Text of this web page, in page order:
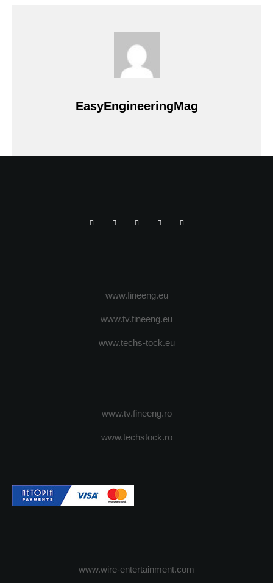
EasyEngineeringMag
www.fineeng.eu
www.tv.fineeng.eu
www.techs-tock.eu
www.tv.fineeng.ro
www.techstock.ro
www.wire-entertainment.com